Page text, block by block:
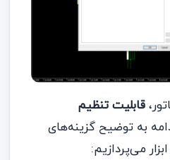
قابلیت تنظیم
به توضیح گزینه‌های
می‌پردازیم: